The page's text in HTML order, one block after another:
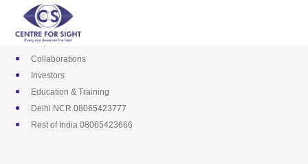
content
Media
Career
Empanelments
Collaborations
Investors
Education & Training
Delhi NCR 08065423777
Rest of India 08065423666